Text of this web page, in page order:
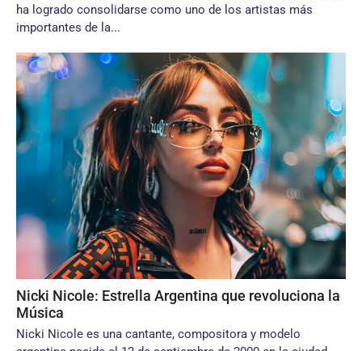
ha logrado consolidarse como uno de los artistas más
importantes de la...
Nicki Nicole: Estrella Argentina que revoluciona la
Música
Nicki Nicole es una cantante, compositora y modelo